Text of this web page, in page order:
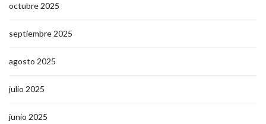
octubre 2025
septiembre 2025
agosto 2025
julio 2025
junio 2025